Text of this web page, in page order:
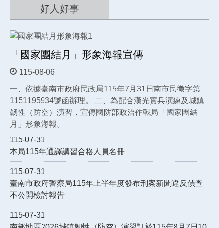
好人好事
「國家團結月」形象海報宣傳
115-08-06
一、依據臺南市政府民政局115年7月31日南市民徵字第
1151195934號函辦理。 二、為配合漢光實兵演練及城鎮
韌性（防空）演習，宣傳國防部政治作戰局「國家團結
月」形象海報。
115-07-31
本局115年通譯講習合格人員名冊
115-07-31
臺南市政府警察局115年上半年度發布刑案新聞違反偵查
不公開檢討報告
115-07-31